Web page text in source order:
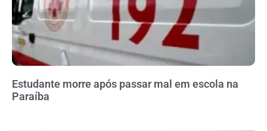
Estudante morre após passar mal em escola na
Paraíba